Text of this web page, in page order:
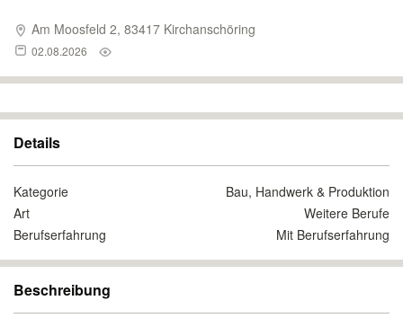
Am Moosfeld 2, 83417 Kirchanschöring
02.08.2026
Details
Kategorie
Bau, Handwerk & Produktion
Art
Weitere Berufe
Berufserfahrung
Mit Berufserfahrung
Beschreibung